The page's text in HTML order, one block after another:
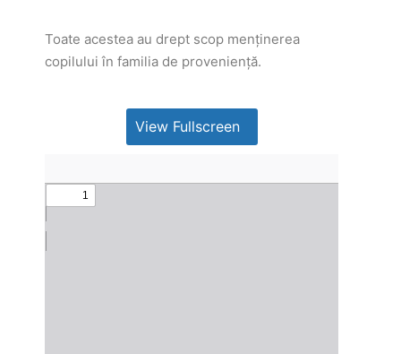
Toate acestea au drept scop menținerea
copilului în familia de proveniență.
View Fullscreen